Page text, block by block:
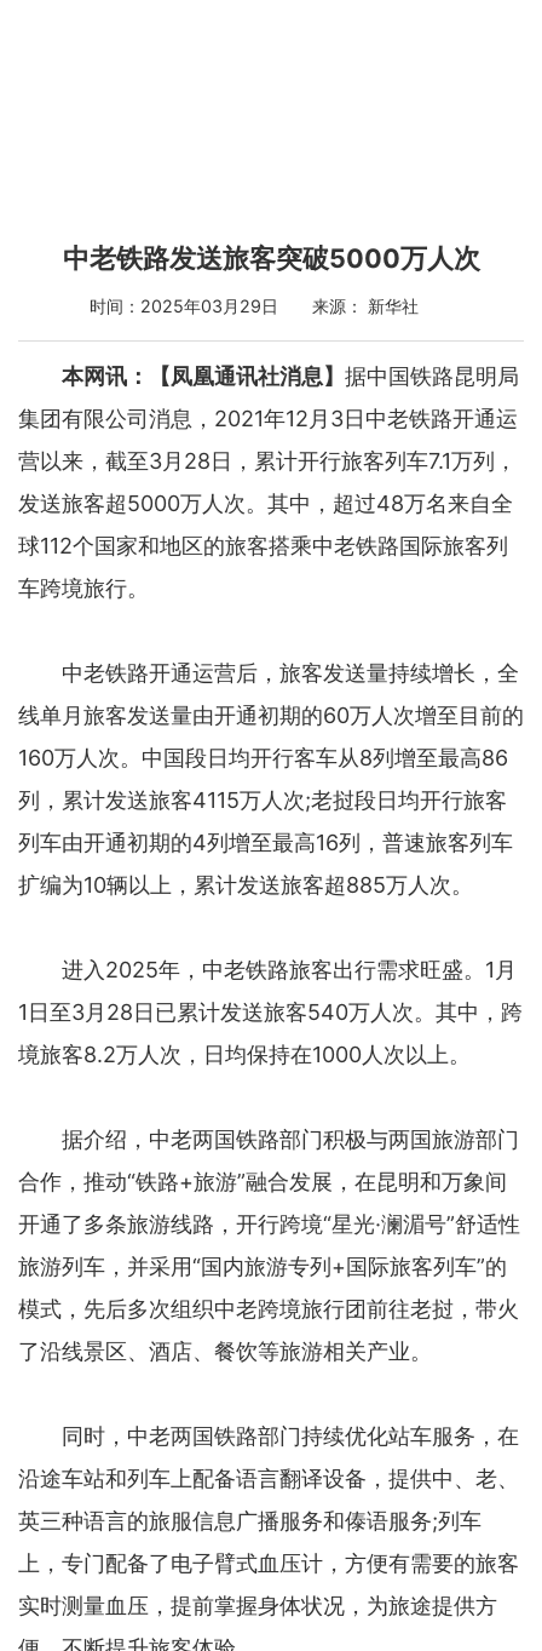
中老铁路发送旅客突破5000万人次
时间：2025年03月29日 来源： 新华社
本网讯：【凤凰通讯社消息】 据中国铁路昆明局
集团有限公司消息，2021年12月3日中老铁路开通运
营以来，截至3月28日，累计开行旅客列车7.1万列，
发送旅客超5000万人次。其中，超过48万名来自全
球112个国家和地区的旅客搭乘中老铁路国际旅客列
车跨境旅行。
中老铁路开通运营后，旅客发送量持续增长，全
线单月旅客发送量由开通初期的60万人次增至目前的
160万人次。中国段日均开行客车从8列增至最高86
列，累计发送旅客4115万人次;老挝段日均开行旅客
列车由开通初期的4列增至最高16列，普速旅客列车
扩编为10辆以上，累计发送旅客超885万人次。
进入2025年，中老铁路旅客出行需求旺盛。1月
1日至3月28日已累计发送旅客540万人次。其中，跨
境旅客8.2万人次，日均保持在1000人次以上。
据介绍，中老两国铁路部门积极与两国旅游部门
合作，推动“铁路+旅游”融合发展，在昆明和万象间
开通了多条旅游线路，开行跨境“星光·澜湄号”舒适性
旅游列车，并采用“国内旅游专列+国际旅客列车”的
模式，先后多次组织中老跨境旅行团前往老挝，带火
了沿线景区、酒店、餐饮等旅游相关产业。
同时，中老两国铁路部门持续优化站车服务，在
沿途车站和列车上配备语言翻译设备，提供中、老、
英三种语言的旅服信息广播服务和傣语服务;列车
上，专门配备了电子臂式血压计，方便有需要的旅客
实时测量血压，提前掌握身体状况，为旅途提供方